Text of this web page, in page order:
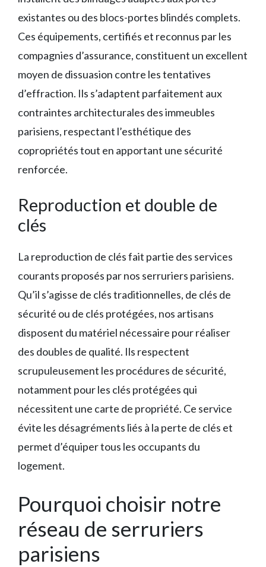
existantes ou des blocs-portes blindés complets.
Ces équipements, certifiés et reconnus par les
compagnies d’assurance, constituent un excellent
moyen de dissuasion contre les tentatives
d’effraction. Ils s’adaptent parfaitement aux
contraintes architecturales des immeubles
parisiens, respectant l’esthétique des
copropriétés tout en apportant une sécurité
renforcée.
Reproduction et double de
clés
La reproduction de clés fait partie des services
courants proposés par nos serruriers parisiens.
Qu’il s’agisse de clés traditionnelles, de clés de
sécurité ou de clés protégées, nos artisans
disposent du matériel nécessaire pour réaliser
des doubles de qualité. Ils respectent
scrupuleusement les procédures de sécurité,
notamment pour les clés protégées qui
nécessitent une carte de propriété. Ce service
évite les désagréments liés à la perte de clés et
permet d’équiper tous les occupants du
logement.
Pourquoi choisir notre
réseau de serruriers
parisiens